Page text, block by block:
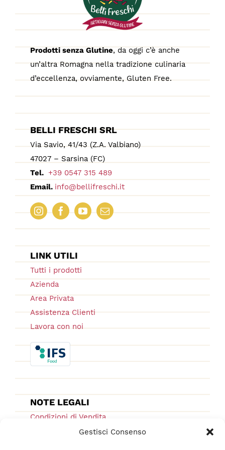
Gestisci Consenso
Prodotti senza Glutine, da oggi c’è anche
un’altra Romagna nella tradizione culinaria
d’eccellenza, ovviamente, Gluten Free.
BELLI FRESCHI SRL
Via Savio, 41/43 (Z.A. Valbiano)
47027 – Sarsina (FC)
Tel. +39 0547 315 489
Email. info@bellifreschi.it
LINK UTILI
Tutti i prodotti
Azienda
Area Privata
Assistenza Clienti
Lavora con noi
NOTE LEGALI
Condizioni di Vendita
Ordini e Spedizioni